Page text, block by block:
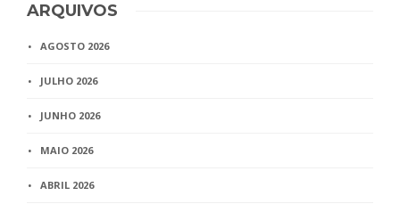
ARQUIVOS
AGOSTO 2026
JULHO 2026
JUNHO 2026
MAIO 2026
ABRIL 2026